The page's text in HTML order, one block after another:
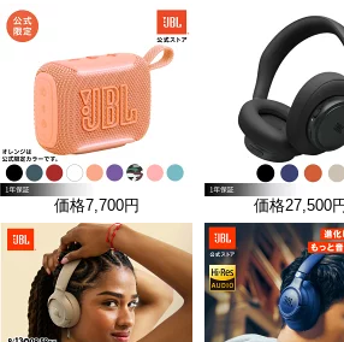
価格7,700円 価格27,500